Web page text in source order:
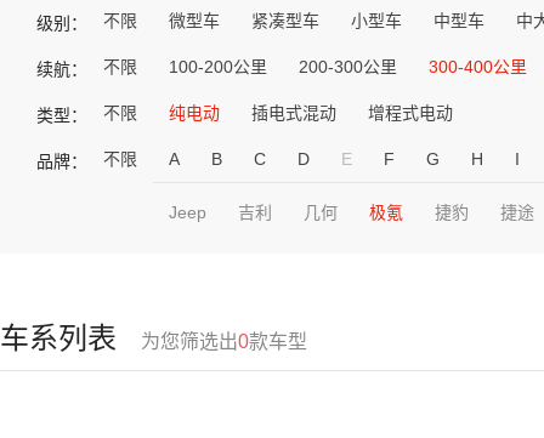
级别： 不限 微型车 紧凑型车 小型车 中型车 中
续航： 不限 100-200公里 200-300公里 300-400公里
类型： 不限 纯电动 插电式混动 增程式电动
品牌： 不限 A B C D E F G H I
Jeep 吉利 几何 极氪 捷豹 捷途
车系列表 为您筛选出0款车型